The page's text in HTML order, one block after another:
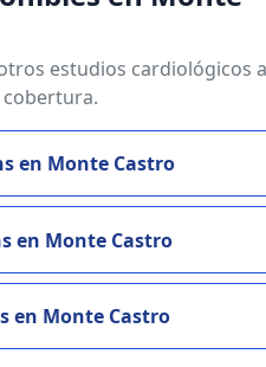
estudios cardiológicos a
en Monte Castro
en Monte Castro
en Monte Castro